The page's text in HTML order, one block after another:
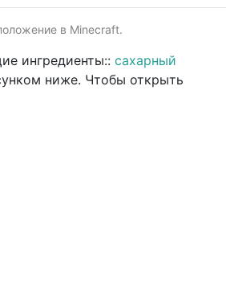
в Minecraft.
ингредиенты:: сахарный
ниже. Чтобы открыть